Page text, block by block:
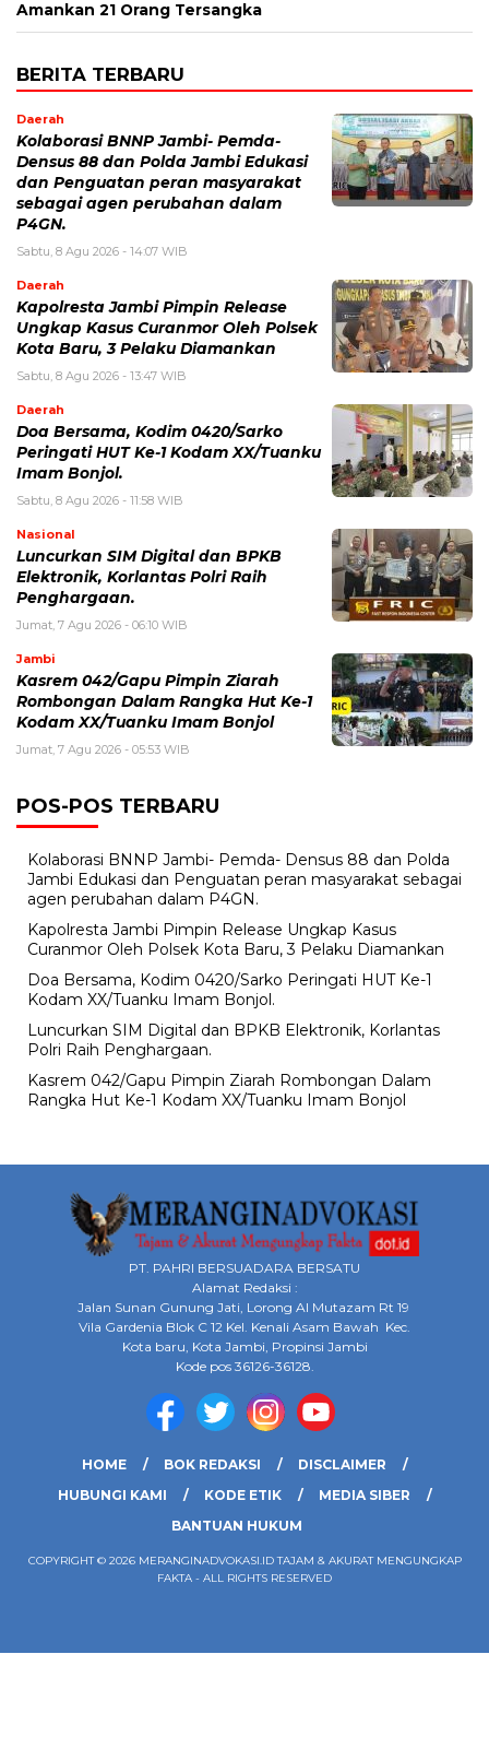
Amankan 21 Orang Tersangka
BERITA TERBARU
Daerah
Kolaborasi BNNP Jambi- Pemda-
Densus 88 dan Polda Jambi Edukasi
dan Penguatan peran masyarakat
sebagai agen perubahan dalam
P4GN.
Sabtu, 8 Agu 2026 - 14:07 WIB
Daerah
Kapolresta Jambi Pimpin Release
Ungkap Kasus Curanmor Oleh Polsek
Kota Baru, 3 Pelaku Diamankan
Sabtu, 8 Agu 2026 - 13:47 WIB
Daerah
Doa Bersama, Kodim 0420/Sarko
Peringati HUT Ke-1 Kodam XX/Tuanku
Imam Bonjol.
Sabtu, 8 Agu 2026 - 11:58 WIB
Nasional
Luncurkan SIM Digital dan BPKB
Elektronik, Korlantas Polri Raih
Penghargaan.
Jumat, 7 Agu 2026 - 06:10 WIB
Jambi
Kasrem 042/Gapu Pimpin Ziarah
Rombongan Dalam Rangka Hut Ke-1
Kodam XX/Tuanku Imam Bonjol
Jumat, 7 Agu 2026 - 05:53 WIB
POS-POS TERBARU
Kolaborasi BNNP Jambi- Pemda- Densus 88 dan Polda
Jambi Edukasi dan Penguatan peran masyarakat sebagai
agen perubahan dalam P4GN.
Kapolresta Jambi Pimpin Release Ungkap Kasus
Curanmor Oleh Polsek Kota Baru, 3 Pelaku Diamankan
Doa Bersama, Kodim 0420/Sarko Peringati HUT Ke-1
Kodam XX/Tuanku Imam Bonjol.
Luncurkan SIM Digital dan BPKB Elektronik, Korlantas
Polri Raih Penghargaan.
Kasrem 042/Gapu Pimpin Ziarah Rombongan Dalam
Rangka Hut Ke-1 Kodam XX/Tuanku Imam Bonjol
PT. PAHRI BERSUADARA BERSATU
Alamat Redaksi :
Jalan Sunan Gunung Jati, Lorong Al Mutazam Rt 19
Vila Gardenia Blok C 12 Kel. Kenali Asam Bawah Kec.
Kota baru, Kota Jambi, Propinsi Jambi
Kode pos 36126-36128.
HOME BOK REDAKSI
DISCLAIMER
HUBUNGI KAMI
KODE ETIK
MEDIA SIBER
BANTUAN HUKUM
COPYRIGHT © 2026 MERANGINADVOKASI.ID TAJAM & AKURAT MENGUNGKAP
FAKTA - ALL RIGHTS RESERVED